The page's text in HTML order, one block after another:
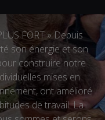
FORT » Depuis
son énergie et son
construire notre
mises en
ont amélioré
de travail. La